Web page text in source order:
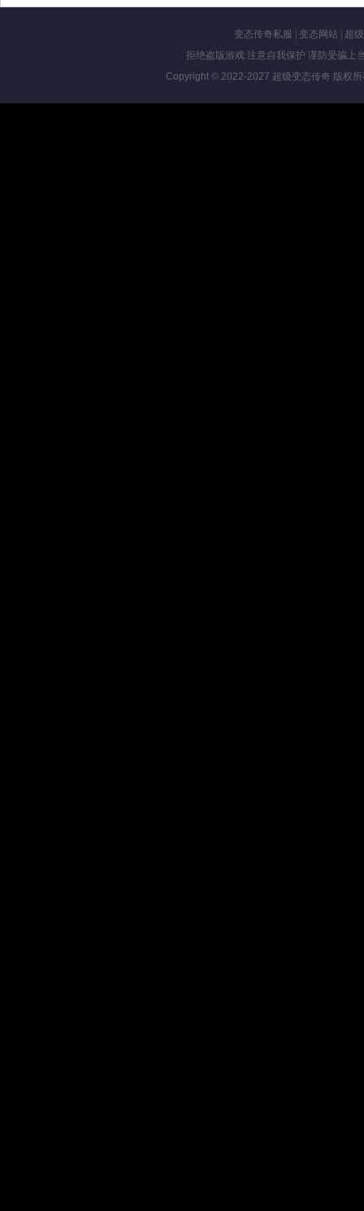
变态传奇私服 变态网站|
超
拒绝盗版游戏 注意自我保护 谨防受骗上
Copyright © 2022-2027 超级变态传奇 版权